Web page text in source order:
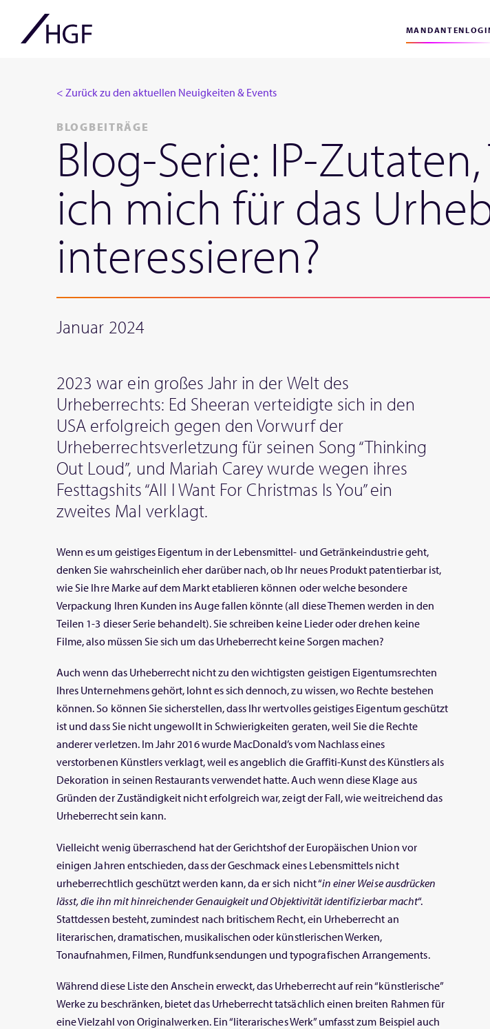
< Zurück zu den aktuellen Neuigkeiten & Events
BLOGBEITRÄGE
Blog-Serie: IP-
ich mich für das
interessieren?
Januar 2024
2023 war ein großes Jahr in der Welt des
Urheberrechts: Ed Sheeran verteidigte sich in den
USA erfolgreich gegen den Vorwurf der
Urheberrechtsverletzung für seinen Song “Thinking
Out Loud”, und Mariah Carey wurde wegen ihres
Festtagshits “All I Want For Christmas Is You” ein
zweites Mal verklagt.
Wenn es um geistiges Eigentum in der Lebensmittel- und Getränkeindustrie geht,
denken Sie wahrscheinlich eher darüber nach, ob Ihr neues Produkt patentierbar ist,
wie Sie Ihre Marke auf dem Markt etablieren können oder welche besondere
Verpackung Ihren Kunden ins Auge fallen könnte (all diese Themen werden in den
Teilen 1-3 dieser Serie behandelt). Sie schreiben keine Lieder oder drehen keine
Filme, also müssen Sie sich um das Urheberrecht keine Sorgen machen?
Auch wenn das Urheberrecht nicht zu den wichtigsten geistigen Eigentumsrechten
Ihres Unternehmens gehört, lohnt es sich dennoch, zu wissen, wo Rechte bestehen
können. So können Sie sicherstellen, dass Ihr wertvolles geistiges Eigentum geschützt
ist und dass Sie nicht ungewollt in Schwierigkeiten geraten, weil Sie die Rechte
anderer verletzen. Im Jahr 2016 wurde MacDonald’s vom Nachlass eines
verstorbenen Künstlers verklagt, weil es angeblich die Graffiti-Kunst des Künstlers als
Dekoration in seinen Restaurants verwendet hatte. Auch wenn diese Klage aus
Gründen der Zuständigkeit nicht erfolgreich war, zeigt der Fall, wie weitreichend das
Urheberrecht sein kann.
Vielleicht wenig überraschend hat der Gerichtshof der Europäischen Union vor
einigen Jahren entschieden, dass der Geschmack eines Lebensmittels nicht
urheberrechtlich geschützt werden kann, da er sich nicht “in einer Weise ausdrücken
lässt, die ihn mit hinreichender Genauigkeit und Objektivität identifizierbar macht“.
Stattdessen besteht, zumindest nach britischem Recht, ein Urheberrecht an
literarischen, dramatischen, musikalischen oder künstlerischen Werken,
Tonaufnahmen, Filmen, Rundfunksendungen und typografischen Arrangements.
Während diese Liste den Anschein erweckt, das Urheberrecht auf rein “künstlerische”
Werke zu beschränken, bietet das Urheberrecht tatsächlich einen breiten Rahmen für
eine Vielzahl von Originalwerken. Ein “literarisches Werk” umfasst zum Beispiel auch